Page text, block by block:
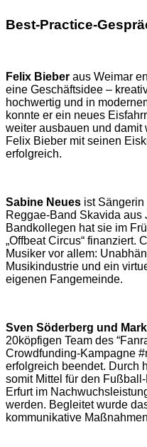
Best-Practice-
Felix Bieber aus Weimar
eine Geschäftsidee –
hochwertig und in
konnte er ein neues
weiter ausbauen und
Felix Bieber mit seinen
erfolgreich.
Sabine Neues ist
Reggae-Band Skavida aus
Bandkollegen hat sie im
„Offbeat Circus“ finanziert.
Musiker vor allem:
Musikindustrie und ein
eigenen Fangemeinde.
Sven Söderberg und
20köpfigen Team des
Crowdfunding-Kampagne
erfolgreich beendet. Durch
somit Mittel für den
Erfurt im
werden. Begleitet wurde
kommunikative